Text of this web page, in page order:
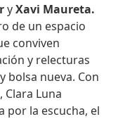
yXavi Maureta.
de un espacio
conviven
y relecturas
bolsa nueva. Con
Luna
por la escucha, el